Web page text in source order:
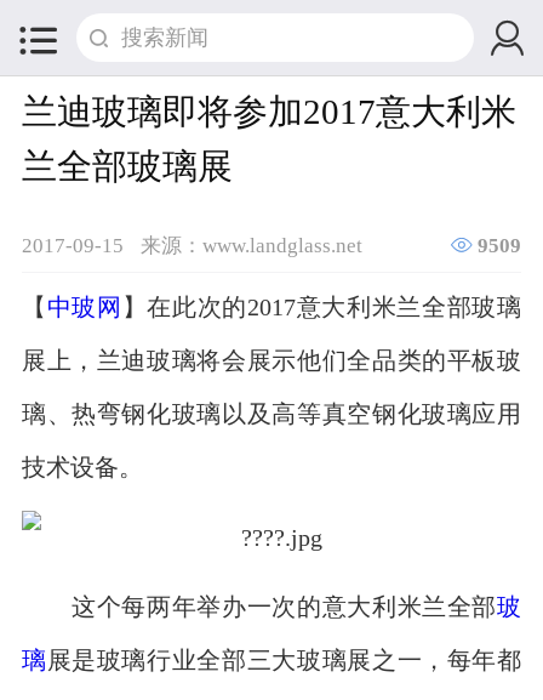
 
兰迪玻璃即将参加2017意大利米
兰全部玻璃展
2017-09-15 来源：www.landglass.net  9509
【 中玻网 】在此次的2017意大利米兰全部玻璃
展上，兰迪玻璃将会展示他们全品类的平板玻
璃、热弯钢化玻璃以及高等真空钢化玻璃应用
技术设备。
这个每两年举办一次的意大利米兰全部玻
璃 展是玻璃行业全部三大玻璃展之一，每年都